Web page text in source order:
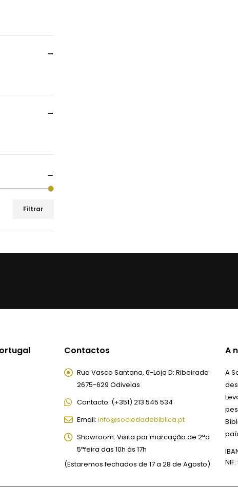
Filtrar
Contactos
Rua Vasco Santana, 6-Loja D: Ribeirada
2675-629 Odivelas
Contacto: (+351) 213 545 534
Email: info@sociedadebiblica.pt
Showroom: Visita por marcação de 2ªa
5ªfeira das 10h às 17h
(Estaremos fechados de 17 a 28 de Agosto)
A
A